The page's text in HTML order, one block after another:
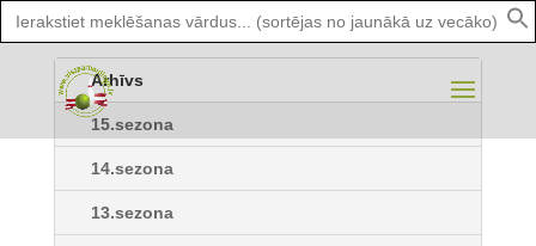
Search
for:
Arhīvs
15.sezona
14.sezona
13.sezona